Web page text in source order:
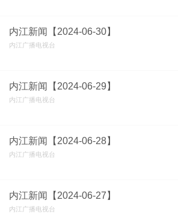
内江新闻【2024-06-30】
内江广播电视台
内江新闻【2024-06-29】
内江广播电视台
内江新闻【2024-06-28】
内江广播电视台
内江新闻【2024-06-27】
内江广播电视台